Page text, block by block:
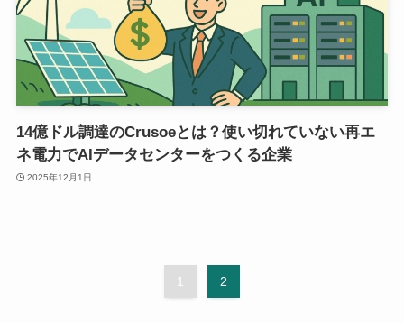
14億ドル調達のCrusoeとは？使い切れていない再エ
ネ電力でAIデータセンターをつくる企業
2025年12月1日
1 2